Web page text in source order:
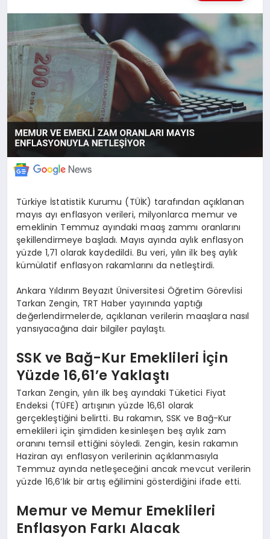
İLETIŞIM
Türkiye İstatistik Kurumu (TÜİK) tarafından açıklanan
mayıs ayı enflasyon verileri, milyonlarca memur ve
emeklinin Temmuz ayındaki maaş zammı oranlarını
şekillendirmeye başladı. Mayıs ayında aylık enflasyon
yüzde 1,71 olarak kaydedildi. Bu veri, yılın ilk beş aylık
kümülatif enflasyon rakamlarını da netleştirdi.
Ankara Yıldırım Beyazıt Üniversitesi Öğretim Görevlisi
Tarkan Zengin, TRT Haber yayınında yaptığı
değerlendirmelerde, açıklanan verilerin maaşlara nasıl
yansıyacağına dair bilgiler paylaştı.
SSK ve Bağ-Kur Emeklileri İçin
Yüzde 16,61’e Yaklaştı
Tarkan Zengin, yılın ilk beş ayındaki Tüketici Fiyat
Endeksi (TÜFE) artışının yüzde 16,61 olarak
gerçekleştiğini belirtti. Bu rakamın, SSK ve Bağ-Kur
emeklileri için şimdiden kesinleşen beş aylık zam
oranını temsil ettiğini söyledi. Zengin, kesin rakamın
Haziran ayı enflasyon verilerinin açıklanmasıyla
Temmuz ayında netleşeceğini ancak mevcut verilerin
yüzde 16,6’lık bir artış eğilimini gösterdiğini ifade etti.
Memur ve Memur Emeklileri
Enflasyon Farkı Alacak